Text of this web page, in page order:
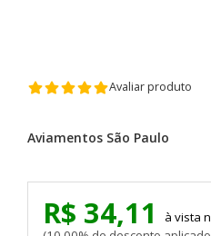
Avaliar produto
Aviamentos São Paulo
R$ 34,11